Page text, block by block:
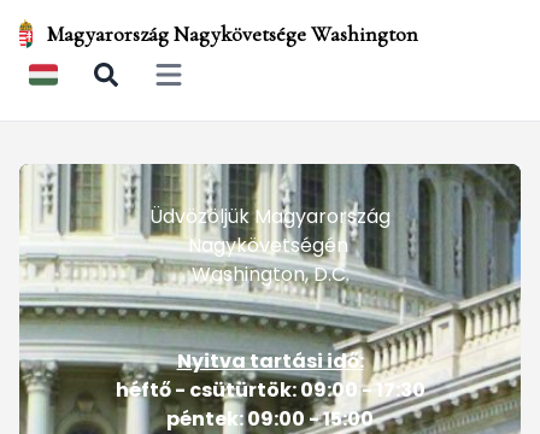
Magyarország Nagykövetsége Washington
Open main menu
Üdvözöljük Magyarország
Nagykövetségén
Washington, D.C.
Nyitva tartási idő:
héftő - csütürtök: 09:00 - 17:30
péntek: 09:00 - 15:00